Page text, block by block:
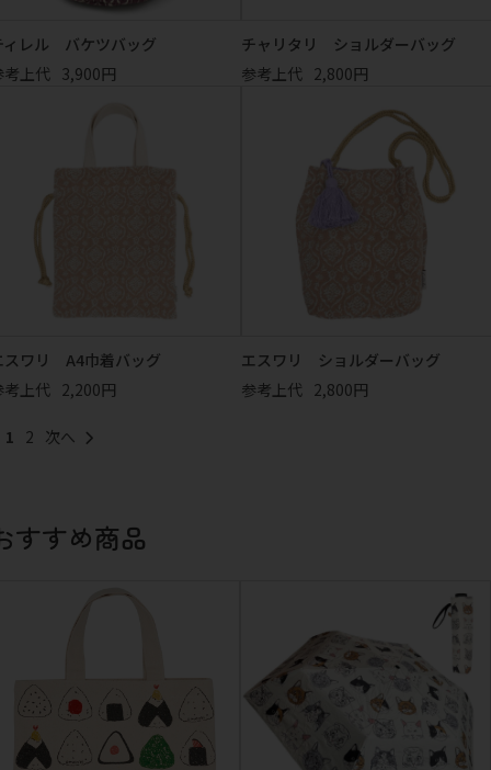
ィレル バケツバッグ
考上代 3,900円
チャリタリ ショルダーバッグ
参考上代 2,800円
スワリ A4巾着バッグ
考上代 2,200円
エスワリ ショルダーバッグ
参考上代 2,800円
1 2
すすめ商品